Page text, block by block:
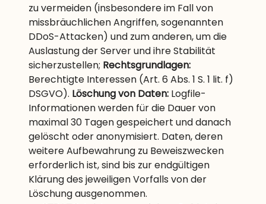
zu vermeiden (insbesondere im Fall von
missbräuchlichen Angriffen, sogenannten
DDoS-Attacken) und zum anderen, um die
Auslastung der Server und ihre Stabilität
sicherzustellen; Rechtsgrundlagen:
Berechtigte Interessen (Art. 6 Abs. 1 S. 1 lit. f)
DSGVO). Löschung von Daten: Logfile-
Informationen werden für die Dauer von
maximal 30 Tagen gespeichert und danach
gelöscht oder anonymisiert. Daten, deren
weitere Aufbewahrung zu Beweiszwecken
erforderlich ist, sind bis zur endgültigen
Klärung des jeweiligen Vorfalls von der
Löschung ausgenommen.